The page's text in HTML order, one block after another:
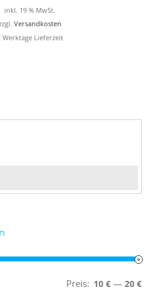
Preis
war:
29,99 €
Preis
ist:
14,99 €.
inkl. 19 % MwSt.
Versandkosten
Werktage Lieferzeit
Preis: 10 € — 20 €